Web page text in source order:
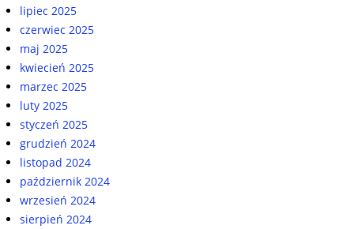
lipiec 2025
czerwiec 2025
maj 2025
kwiecień 2025
marzec 2025
luty 2025
styczeń 2025
grudzień 2024
listopad 2024
październik 2024
wrzesień 2024
sierpień 2024